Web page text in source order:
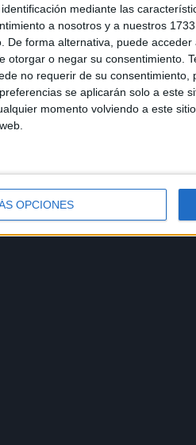
mediante las
a nosotros y a nuestros
De forma alternativa, puede
otorgar o negar su consentimiento.
no requerir de su
se aplicarán solo a este
momento volviendo a este
OPCIONES
locales las cualidades
y medioambientales
para la Fiesta del Sacrificio que
para la organización